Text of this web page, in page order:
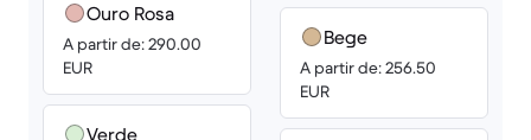
Ouro Rosa
A partir de: 290.00
EUR
Verde
Bege
A partir de: 256.50
EUR